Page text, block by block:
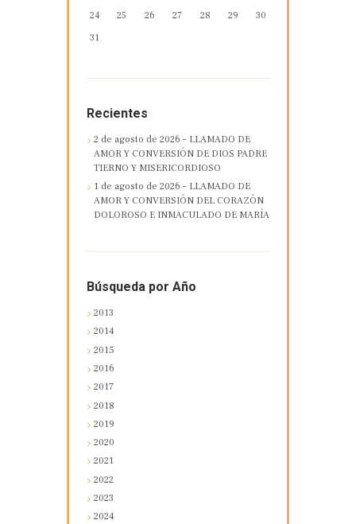
24
25 26 27 28 29
30
31
Recientes
2 de agosto de 2026 – LLAMADO DE
AMOR Y CONVERSIÓN DE DIOS PADRE
TIERNO Y MISERICORDIOSO
1 de agosto de 2026 – LLAMADO DE
AMOR Y CONVERSIÓN DEL CORAZÓN
DOLOROSO E INMACULADO DE MARÍA
Búsqueda por Año
2013
2014
2015
2016
2017
2018
2019
2020
2021
2022
2023
2024